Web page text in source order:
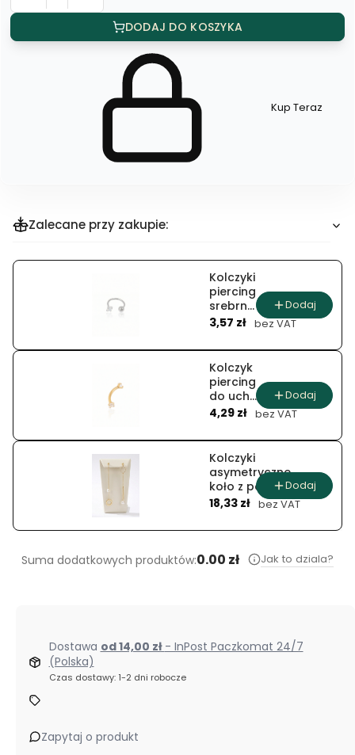
DODAJ DO KOSZYKA
Szybki
produktu
Naszyjnik
Kup Teraz
Zalecane przy zakupie:
Kolczyki
piercing
srebrna
i złota
Cena
3,57 zł bez VAT
Dodaj
Kolczyk
piercing
do ucha
cyrkonie
Cena
4,29 zł bez VAT
Dodaj
Kolczyki
asymetryczne
koło z perłą i
cyrkoniami
Cena
18,33 zł bez VAT
Dodaj
Suma dodatkowych produktów:0.00 zł Jak to dziala?
Dostawa od 14,00 zł - InPost Paczkomat 24/7
(Polska)
Czas dostawy: 1-2 dni robocze
Zapytaj o produkt